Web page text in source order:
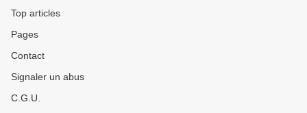
Top articles
Pages
Contact
Signaler un abus
C.G.U.